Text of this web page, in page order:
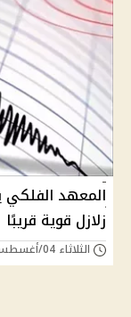
المعهد الفلكي
زلازل قوية قريبًا
الثلاثاء 04/أغسطس/2026 - 07:53 م